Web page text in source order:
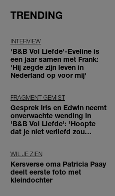
TRENDING
INTERVIEW
'B&B Vol Liefde'-Eveline is
een jaar samen met Frank:
'Hij zegde zijn leven in
Nederland op voor mij'
FRAGMENT GEMIST
Gesprek Iris en Edwin neemt
onverwachte wending in
'B&B Vol Liefde': 'Hoopte
dat je niet verliefd zou
WIL JE ZIEN
Kersverse oma Patricia Paay
deelt eerste foto met
kleindochter